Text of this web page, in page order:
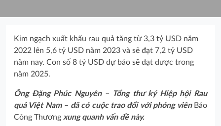
Kim ngạch xuất khẩu rau quả tăng từ 3,3 tỷ USD năm
2022 lên 5,6 tỷ USD năm 2023 và sẽ đạt 7,2 tỷ USD
năm nay. Con số 8 tỷ USD dự báo sẽ đạt được trong
năm 2025.
Ông Đặng Phúc Nguyên – Tổng thư ký Hiệp hội Rau
quả Việt Nam – đã có cuộc trao đổi với phóng viên Báo
Công Thương xung quanh vấn đề này.